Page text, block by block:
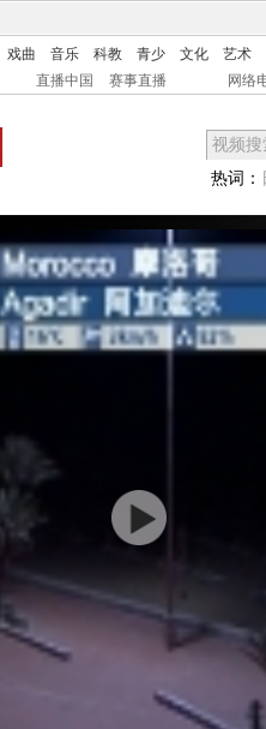
戏曲 音乐 科教 青少 文化
艺术
直播中国 赛事直播 网络
热词：